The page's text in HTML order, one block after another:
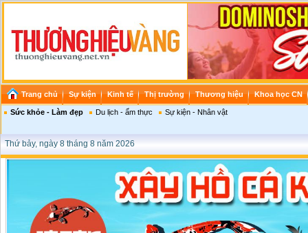
Trang chủ Sự kiện Kinh tế Thị trường Thương hiệu Khoa học CN
Sức khỏe - Làm đẹp Du lịch - ẩm thực Sự kiện - Nhân vật
Thứ bảy, ngày 8 tháng 8 năm 2026